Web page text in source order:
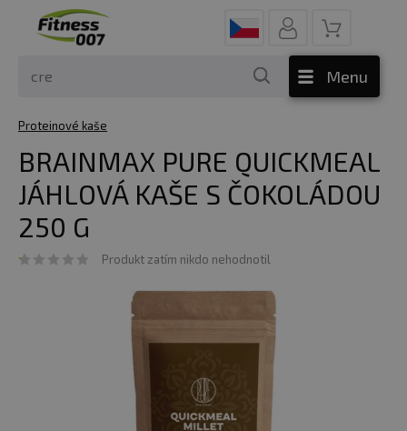
Menu
Proteinové kaše
BRAINMAX PURE QUICKMEAL
JÁHLOVÁ KAŠE S ČOKOLÁDOU
250 G
Produkt zatím nikdo nehodnotil